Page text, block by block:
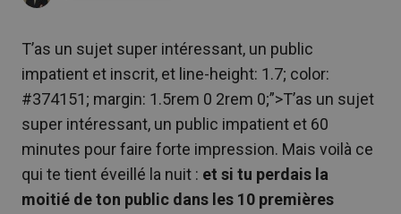
T’as un sujet super intéressant, un public
impatient et inscrit, et line-height: 1.7; color:
#374151; margin: 1.5rem 0 2rem 0;”>T’as un sujet
super intéressant, un public impatient et 60
minutes pour faire forte impression. Mais voilà ce
qui te tient éveillé la nuit : et si tu perdais la
moitié de ton public dans les 10 premières